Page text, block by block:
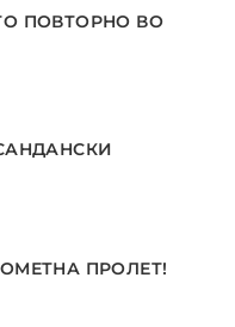
ПОВТОРНО ВО
ПРОЛЕТ!